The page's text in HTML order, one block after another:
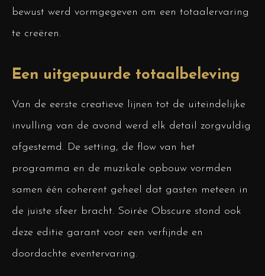
bewust werd vormgegeven om een totaalervaring
te creëren.
Een uitgepuurde totaalbeleving
Van de eerste creatieve lijnen tot de uiteindelijke
invulling van de avond werd elk detail zorgvuldig
afgestemd. De setting, de flow van het
programma en de muzikale opbouw vormden
samen één coherent geheel dat gasten meteen in
de juiste sfeer bracht. Soirée Obscure stond ook
deze editie garant voor een verfijnde en
doordachte eventervaring.